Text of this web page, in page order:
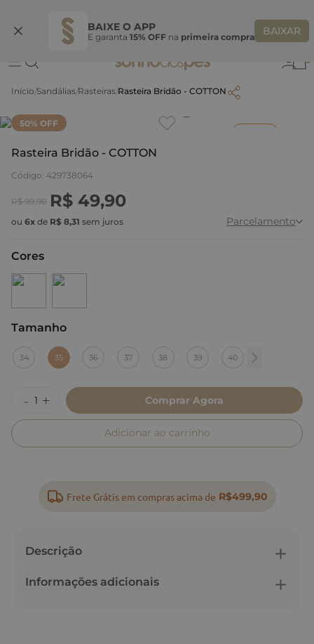
BAIXE O APP
E garanta 15% OFF na primeira compra BAIXAR
Ganhe 10% OFF na coleção utilizando o código do seu vendedor*
Sandálias Rasteiras Rasteira Bridão - COTTON
50% OFF
Rasteira Bridão - COTTON
Código: 429738064
R$ 99,90 R$ 49,90
ou 6x de R$ 8,31 sem juros Parcelamento
Cores
Tamanho
35
34 35 36 37 38 39 40
Comprar Agora
Adicionar ao carrinho
Frete Grátis em compras acima de R$499,90
Descrição
Informações adicionais